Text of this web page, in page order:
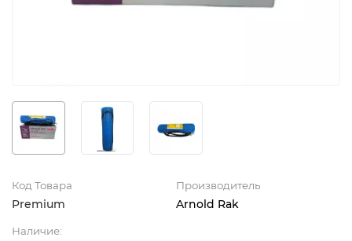
Код Товара
Premium
Производитель
Arnold Rak
Наличие: